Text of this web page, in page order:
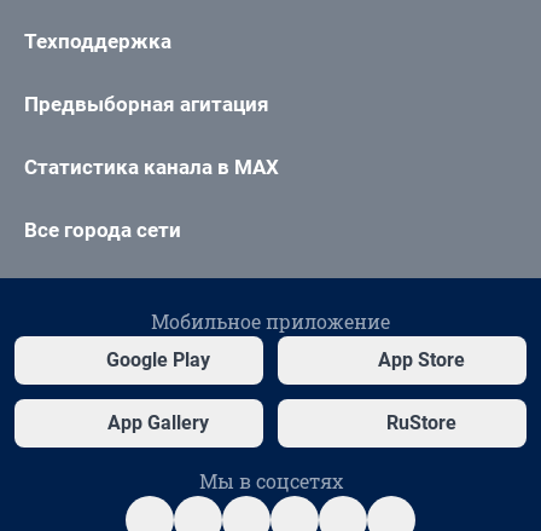
Техподдержка
Предвыборная агитация
Статистика канала в MAX
Все города сети
Мобильное приложение
Google Play App Store
App Gallery RuStore
Мы в соцсетях